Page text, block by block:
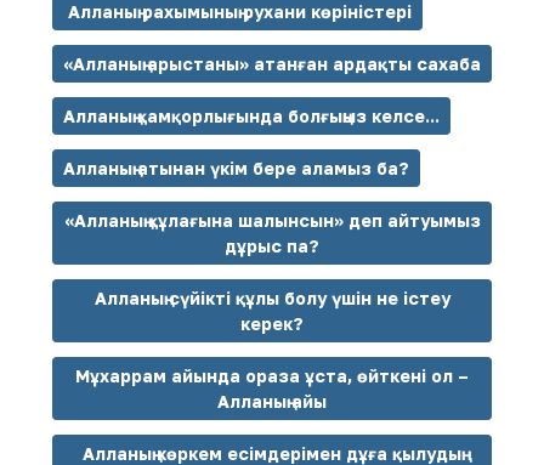
Алланың рахымының рухани көріністері
«Алланың арыстаны» атанған ардақты сахаба
Алланың қамқорлығында болғыңыз келсе...
Алланың атынан үкім бере аламыз ба?
«Алланың құлағына шалынсын» деп айтуымыз
дұрыс па?
Алланың сүйікті құлы болу үшін не істеу
керек?
Мұхаррам айында ораза ұста, өйткені ол –
Алланың айы
Алланың көркем есімдерімен дұға қылудың